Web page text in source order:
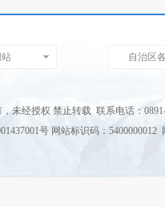
自治区
未经授权 禁止转载 联系电话：
号 网站标识码：5400000012